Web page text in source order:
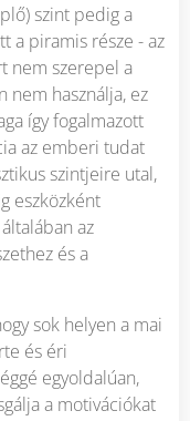
szint pedig a
a piramis része - az
nem szerepel a
nem használja, ez
így fogalmazott
az emberi tudat
szintjeire utal,
eszközként
az
és a
sok helyen a mai
és éri
egyoldalúan,
a motivációkat